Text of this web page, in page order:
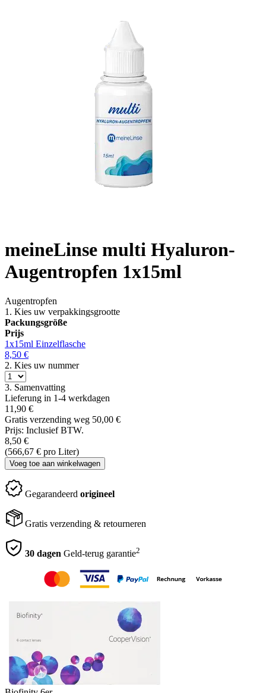
meineLinse multi Hyaluron-
Augentropfen 1x15ml
Augentropfen
1. Kies uw verpakkingsgrootte
Packungsgröße
Prijs
1x15ml Einzelflasche
8,50 €
2. Kies uw nummer
3. Samenvatting
Lieferung in 1-4 werkdagen
11,90 €
Gratis verzending weg 50,00 €
Prijs: Inclusief BTW.
8,50 €
(566,67 € pro Liter)
Voeg toe aan winkelwagen
Gegarandeerd origineel
Gratis verzending & retourneren
30 dagen Geld-terug garantie2